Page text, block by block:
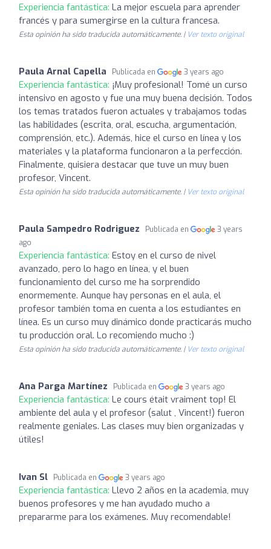
Experiencia fantástica: La mejor escuela para aprender
francés y para sumergirse en la cultura francesa.
Esta opinión ha sido traducida automáticamente. | Ver texto original
Paula Arnal Capella Publicada en 3 years ago
Experiencia fantástica: ¡Muy profesional! Tomé un curso
intensivo en agosto y fue una muy buena decisión. Todos
los temas tratados fueron actuales y trabajamos todas
las habilidades (escrita, oral, escucha, argumentación,
comprensión, etc.). Además, hice el curso en línea y los
materiales y la plataforma funcionaron a la perfección.
Finalmente, quisiera destacar que tuve un muy buen
profesor, Vincent.
Esta opinión ha sido traducida automáticamente. | Ver texto original
Paula Sampedro Rodriguez Publicada en
3 years
ago
Experiencia fantástica: Estoy en el curso de nivel
avanzado, pero lo hago en línea, y el buen
funcionamiento del curso me ha sorprendido
enormemente. Aunque hay personas en el aula, el
profesor también toma en cuenta a los estudiantes en
línea. Es un curso muy dinámico donde practicarás mucho
tu producción oral. Lo recomiendo mucho :)
Esta opinión ha sido traducida automáticamente. | Ver texto original
Ana Parga Martínez Publicada en 3 years ago
Experiencia fantástica: Le cours était vraiment top! El
ambiente del aula y el profesor (salut , Vincent!) fueron
realmente geniales. Las clases muy bien organizadas y
útiles!
Ivan Sl Publicada en 3 years ago
Experiencia fantástica: Llevo 2 años en la academia, muy
buenos profesores y me han ayudado mucho a
prepararme para los exámenes. Muy recomendable!